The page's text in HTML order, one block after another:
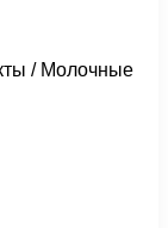
/ Молочные